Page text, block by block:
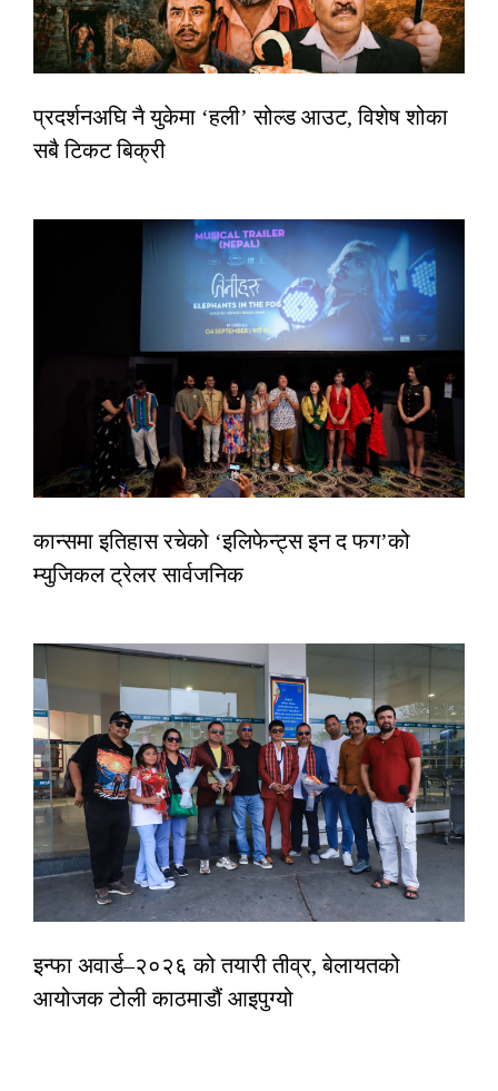
प्रदर्शनअघि नै युकेमा ‘हली’ सोल्ड आउट, विशेष शोका
सबै टिकट बिक्री
कान्समा इतिहास रचेको ‘इलिफेन्ट्स इन द फग’को
म्युजिकल ट्रेलर सार्वजनिक
इन्फा अवार्ड–२०२६ को तयारी तीव्र, बेलायतको
आयोजक टोली काठमाडौं आइपुग्यो